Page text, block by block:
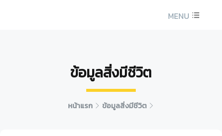
MENU
ข้อมูลสิ่งมีชีวิต
หน้าแรก ข้อมูลสิ่งมีชีวิต